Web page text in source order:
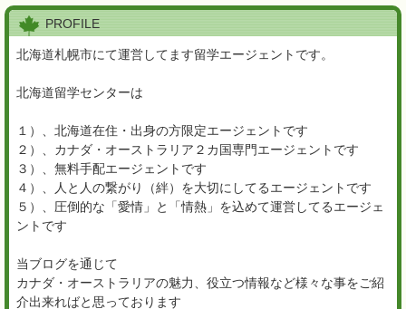
PROFILE
北海道札幌市にて運営してます留学エージェントです。
北海道留学センターは
１）、北海道在住・出身の方限定エージェントです
２）、カナダ・オーストラリア２カ国専門エージェントです
３）、無料手配エージェントです
４）、人と人の繋がり（絆）を大切にしてるエージェントです
５）、圧倒的な「愛情」と「情熱」を込めて運営してるエージェ
ントです
当ブログを通じて
カナダ・オーストラリアの魅力、役立つ情報など様々な事をご紹
介出来ればと思っております